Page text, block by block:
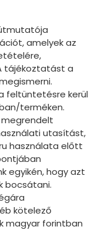
amelyek az
tájékoztatást a
feltüntetésre kerül
terméken.
megrendelt
utasítást,
használata előtt
egyikén, hogy azt
bocsátani.
kötelező
magyar forintban